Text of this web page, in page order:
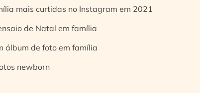
mais curtidas no Instagram em 2021
de Natal em família
álbum de foto em família
newborn